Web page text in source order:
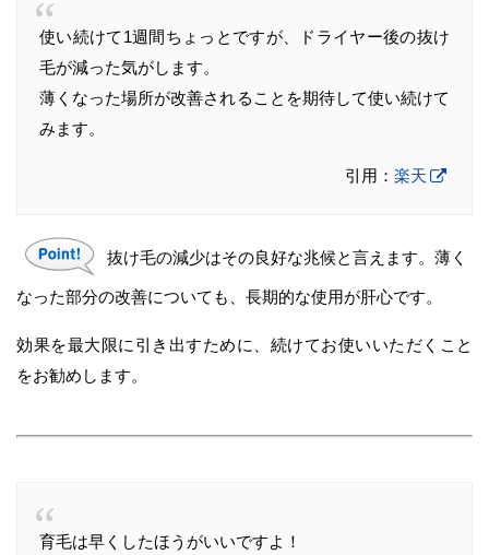
使い続けて1週間ちょっとですが、ドライヤー後の抜け
毛が減った気がします。
薄くなった場所が改善されることを期待して使い続けて
みます。
引用： 楽天
抜け毛の減少はその良好な兆候と言えます。薄く
なった部分の改善についても、長期的な使用が肝心です。
効果を最大限に引き出すために、続けてお使いいただくこと
をお勧めします。
育毛は早くしたほうがいいですよ！